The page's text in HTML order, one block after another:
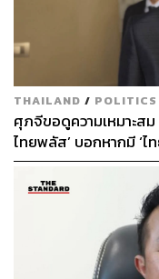
THAILAND / POLITICS
ศุภจีขอดูความเหมาะสม
ไทยพลัส’ บอกหากมี ‘ไ
ต้องออกพร้อมกัน